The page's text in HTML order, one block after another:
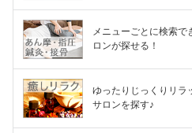
メニューごとに検索で
ロンが探せる！
ゆったりじっくりリラ
サロンを探す♪